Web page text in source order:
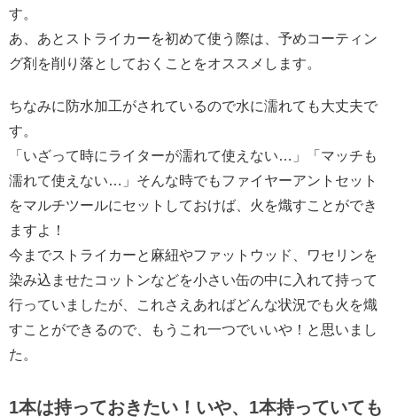
す。
あ、あとストライカーを初めて使う際は、予めコーティン
グ剤を削り落としておくことをオススメします。
ちなみに防水加工がされているので水に濡れても大丈夫で
す。
「いざって時にライターが濡れて使えない…」「マッチも
濡れて使えない…」そんな時でもファイヤーアントセット
をマルチツールにセットしておけば、火を熾すことができ
ますよ！
今までストライカーと麻紐やファットウッド、ワセリンを
染み込ませたコットンなどを小さい缶の中に入れて持って
行っていましたが、これさえあればどんな状況でも火を熾
すことができるので、もうこれ一つでいいや！と思いまし
た。
1本は持っておきたい！いや、1本持っていても